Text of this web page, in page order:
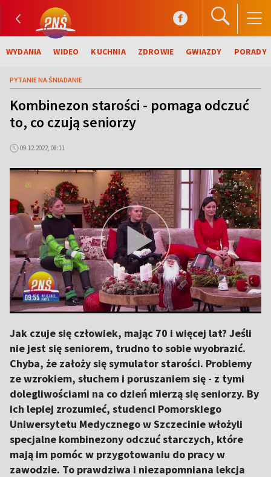
WYDANIA WIDEO KUCHNIA ZDROWIE GWIAZDY PORADY
PYTANIE NA ŚNIADANIE
Kombinezon starości - pomaga odczuć
to, co czują seniorzy
09.12.2022, 08:11
Jak czuje się człowiek, mając 70 i więcej lat? Jeśli
nie jest się seniorem, trudno to sobie wyobrazić.
Chyba, że założy się symulator starości. Problemy
ze wzrokiem, słuchem i poruszaniem się - z tymi
dolegliwościami na co dzień mierzą się seniorzy. By
ich lepiej zrozumieć, studenci Pomorskiego
Uniwersytetu Medycznego w Szczecinie włożyli
specjalne kombinezony odczuć starczych, które
mają im pomóc w przygotowaniu do pracy w
zawodzie. To prawdziwa i niezapomniana lekcja